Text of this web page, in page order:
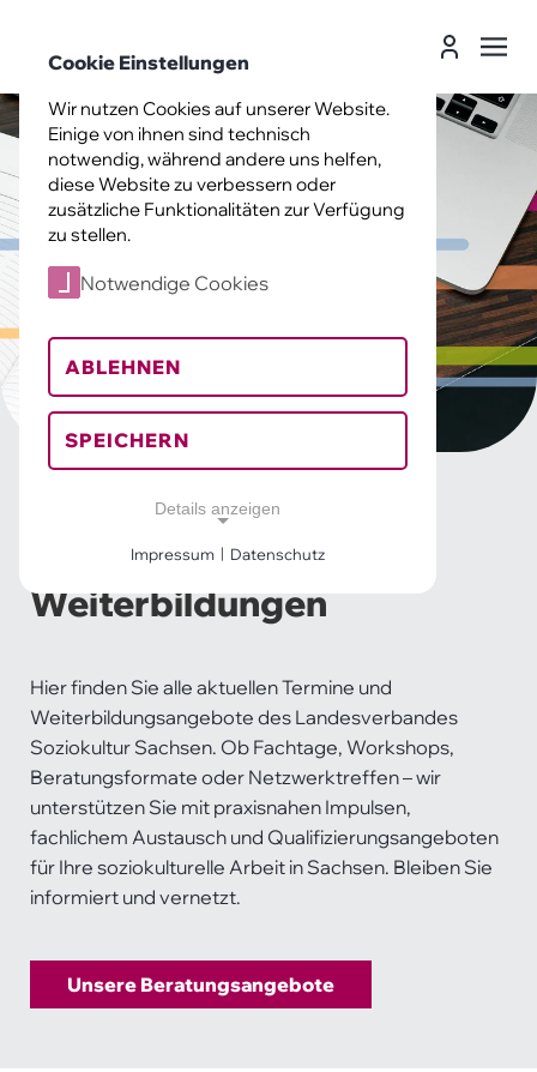
Landesverband Soziokultur Sachsen
Termine und
Weiterbildungen
Hier finden Sie alle aktuellen Termine und
Weiterbildungsangebote des Landesverbandes
Soziokultur Sachsen. Ob Fachtage, Workshops,
Beratungsformate oder Netzwerktreffen – wir
unterstützen Sie mit praxisnahen Impulsen,
fachlichem Austausch und Qualifizierungsangeboten
für Ihre soziokulturelle Arbeit in Sachsen. Bleiben Sie
informiert und vernetzt.
Unsere Beratungsangebote
Cookie Einstellungen
Wir nutzen Cookies auf unserer Website.
Einige von ihnen sind technisch
notwendig, während andere uns helfen,
diese Website zu verbessern oder
zusätzliche Funktionalitäten zur Verfügung
zu stellen.
Notwendige Cookies
ABLEHNEN
SPEICHERN
Details anzeigen
Notwendige Cookies ermöglichen
Website erforderlich.
Einverständnis-Cookie
Name:
Zweck:
Dieser Cookie speichert die
Cookie Laufzeit:
1 Jahr
Impressum | Datenschutz